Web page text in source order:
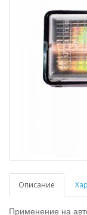
Описание
Применение на